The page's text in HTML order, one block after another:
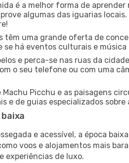
é a melhor forma de
algumas das iguarias
têm uma grande oferta de
há eventos culturais e
e perca-se nas ruas da
o seu telefone ou com uma
Machu Picchu e as paisagens
e de guias especializados sobre
e acessível, a época
voos e alojamentos mais
experiências de luxo.